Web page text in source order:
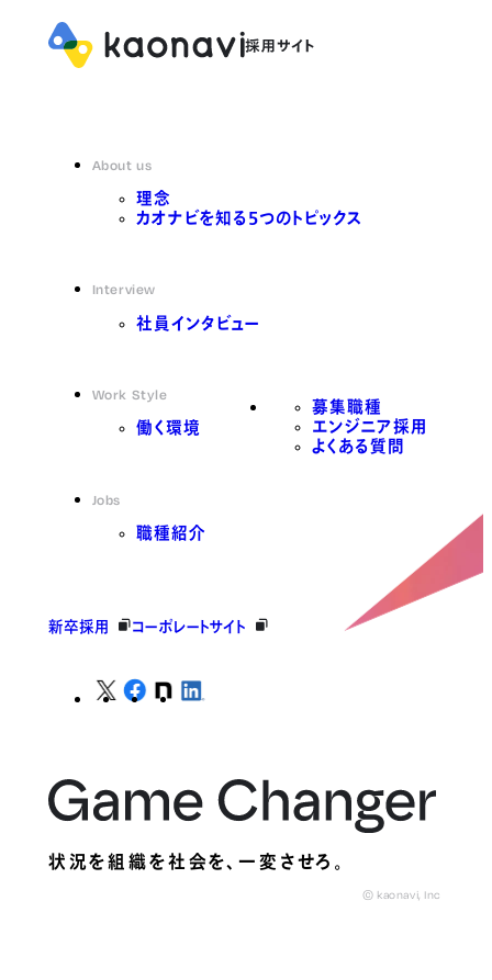
About us
理念
カオナビを知る5つのトピックス
Interview
社員インタビュー
Work Style
働く環境
Jobs
職種紹介
募集職種
エンジニア採用
よくある質問
新卒採用 コーポレートサイト
状況を組織を社会を、一変させろ。
© kaonavi, Inc